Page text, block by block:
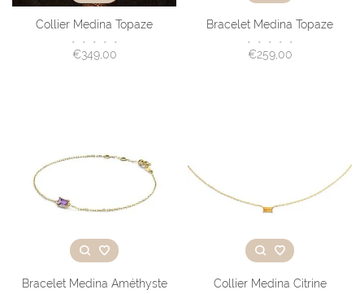
Collier Medina Topaze
• • • • •
€349,00
Bracelet Medina Topaze
• • • • •
€259,00
Bracelet Medina Améthyste Collier Medina Citrine